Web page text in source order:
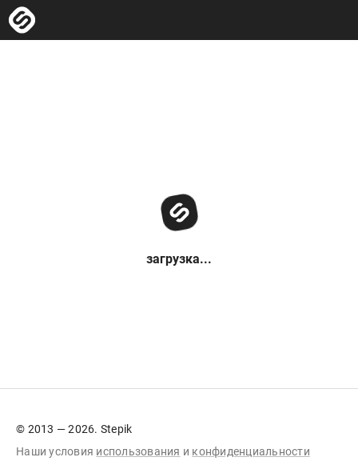
загрузка...
© 2013 — 2026. Stepik
Наши условия использования и конфиденциальности